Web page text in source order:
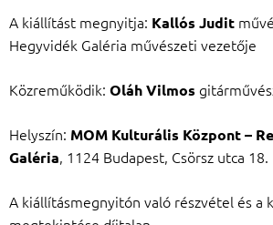
A kiállítást megnyitja: Kallós Judit
Hegyvidék Galéria művészeti vezetője
Közreműködik: Oláh Vilmos
Helyszín: MOM Kulturális Központ –
Galéria, 1124 Budapest, Csörsz utca 18.
A kiállításmegnyitón való részvétel és a